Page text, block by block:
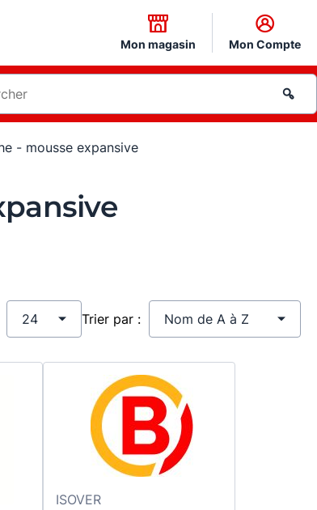
Mon magasin Mon Compte
- mousse expansive
Trier par :
ISOVER